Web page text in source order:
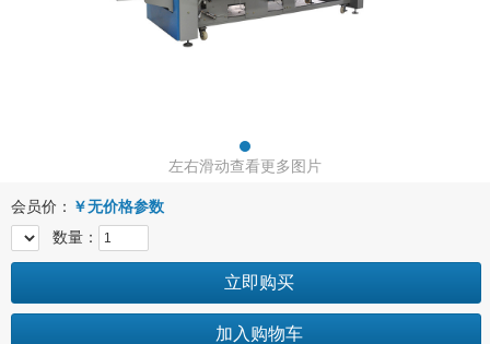
左右滑动查看更多图片
会员价： ￥无价格参数
数量：
立即购买
加入购物车